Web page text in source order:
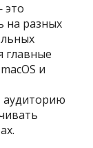
это
на разных
главные
и
аудиторию